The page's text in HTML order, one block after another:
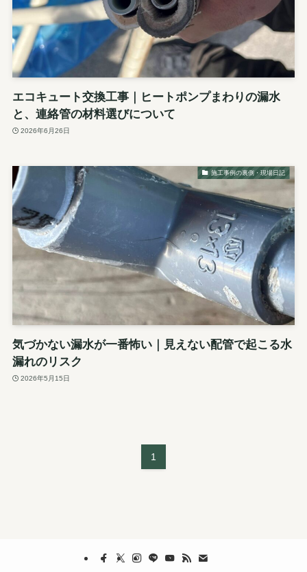
エコキュート交換工事｜ヒートポンプまわりの漏水
と、連絡管の材料選びについて
2026年6月26日
施工事例の裏側・現場日記
気づかない漏水が一番怖い｜見えない配管で起こる水
漏れのリスク
2026年5月15日
1